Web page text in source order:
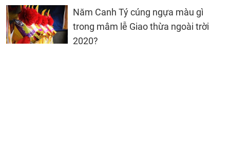
Năm Canh Tý cúng ngựa màu gì
trong mâm lễ Giao thừa ngoài trời
2020?